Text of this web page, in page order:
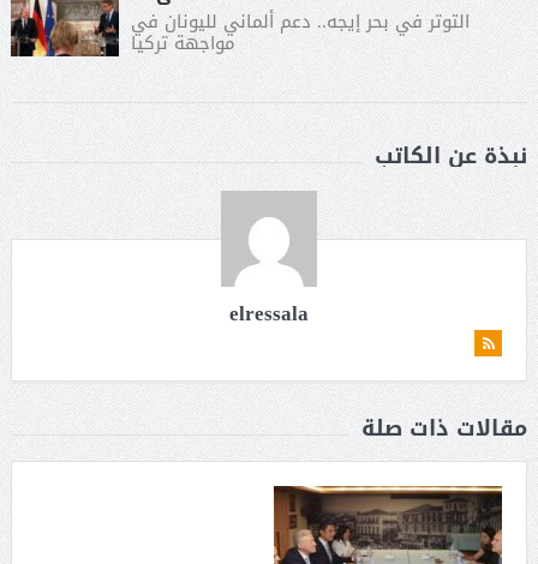
التوتر في بحر إيجه.. دعم ألماني لليونان في
مواجهة تركيا
نبذة عن الكاتب
elressala
مقالات ذات صلة